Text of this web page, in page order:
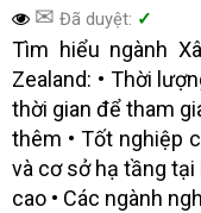
✉ Đã duyệt: ✓
‍Tìm hiểu ngành
Zealand: • Thời
thời gian để tham
thêm • Tốt nghiệp
và cơ sở hạ tầng
cao • Các ngành